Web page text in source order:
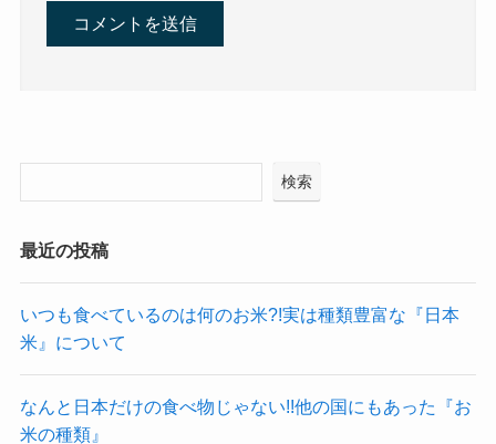
検索
最近の投稿
いつも食べているのは何のお米?!実は種類豊富な『日本
米』について
なんと日本だけの食べ物じゃない!!他の国にもあった『お
米の種類』